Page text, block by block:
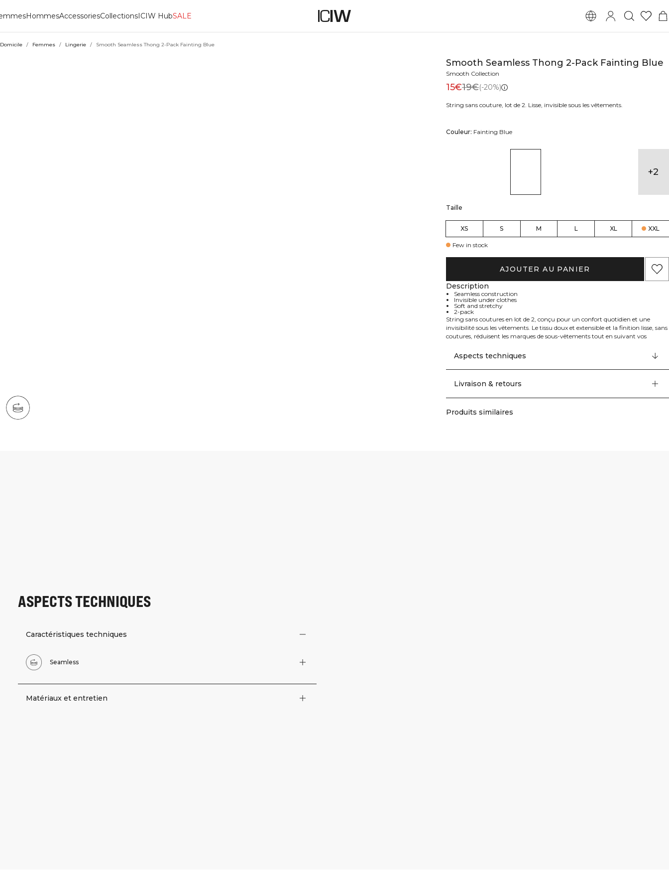
HommesAccessoriesCollectionsICIW HubSALE
Domicile / Femmes / Lingerie / Smooth Seamless Thong 2-Pack Fainting Blue
Smooth Seamless Thong 2-Pack Fainting Blue
Smooth Collection
15€19€(-20%)
String sans couture, lot de 2. Lisse, invisible sous les vêtements.
Couleur: Fainting Blue
+2
Taille
XS S M L XL XXL
Few in stock
AJOUTER AU PANIER
Description
Seamless construction
Invisible under clothes
Soft and stretchy
2-pack
String sans coutures en lot de 2, conçu pour un confort quotidien et une
invisibilité sous les vêtements. Le tissu doux et extensible et la finition lisse, sans
coutures, réduisent les marques de sous-vêtements tout en suivant vos
confortablement sans marquer, et la couvrance minimale en fait un choix
facile sous les leggings, les robes et les coupes ajustées. Parfait pour un usage
quotidien ou la salle de sport, avec une sensation légère qui vous garde à l’aise.
Aspects techniques
Livraison & retours
Produits similaires
ASPECTS TECHNIQUES
Caractéristiques techniques
Seamless
Matériaux et entretien